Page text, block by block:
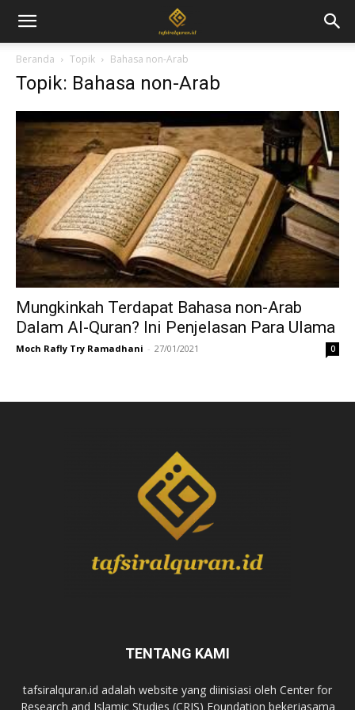
Beranda Topik Bahasa non-Arab
Topik: Bahasa non-Arab
Mungkinkah Terdapat Bahasa non-Arab
Dalam Al-Quran? Ini Penjelasan Para Ulama
Moch Rafly Try Ramadhani - 27/01/2021 0
TENTANG KAMI
tafsiralquran.id adalah website yang diinisiasi oleh Center for
Research and Islamic Studies (CRIS) Foundation bekerjasama